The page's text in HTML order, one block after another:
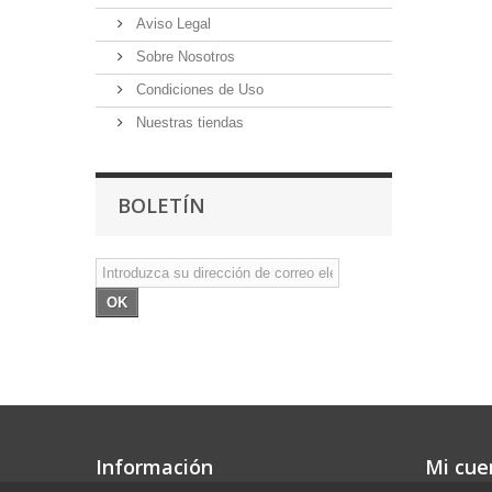
Aviso Legal
Sobre Nosotros
Condiciones de Uso
Nuestras tiendas
BOLETÍN
OK
Información Mi